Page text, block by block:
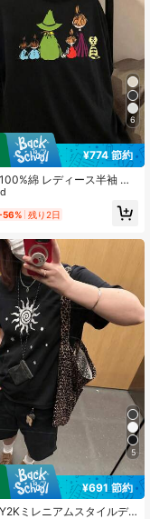
6
¥774 節約
100%綿 レディース半袖 夏
ントTシャツ カップル ゆ
ジュアル丸首トップス
56% 残り2日
5
¥691 節約
Y2Kミレニアムスタイルデ